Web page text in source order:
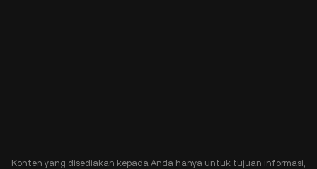
Konten yang disediakan kepada Anda hanya untuk tujuan informasi,